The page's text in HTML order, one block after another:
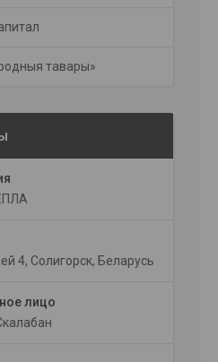
тавары»
4, Солигорск, Беларусь